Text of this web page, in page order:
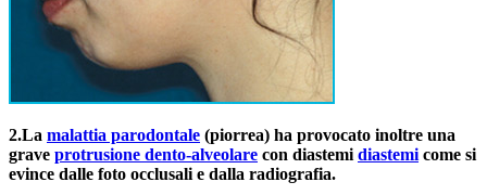
2.La malattia parodontale (piorrea) ha provocato inoltre una
grave protrusione dento-alveolare con diastemi diastemi come si
evince dalle foto occlusali e dalla radiografia.